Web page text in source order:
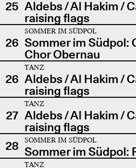
25 Aldebs / Al Hakim /
raising flags
26
SOMMER IM SÜDPOL
Sommer im Südpol:
Chor Obernau
26
TANZ
Aldebs / Al Hakim /
raising flags
27
TANZ
Aldebs / Al Hakim /
raising flags
28
SOMMER IM SÜDPOL
Sommer im Südpol:
TANZ